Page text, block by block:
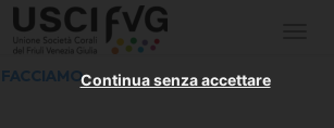
Continua senza accettare